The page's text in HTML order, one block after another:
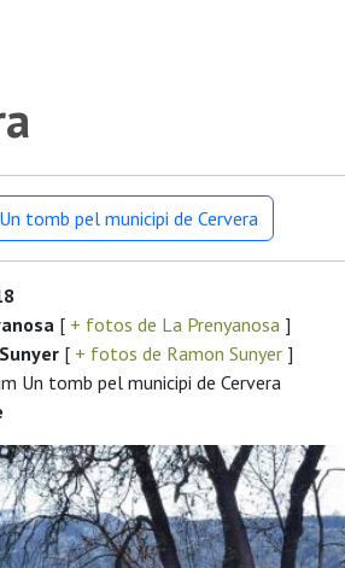
tomb pel municipi de Cervera
[ + fotos de La Prenyanosa ]
[ + fotos de Ramon Sunyer ]
Un tomb pel municipi de Cervera